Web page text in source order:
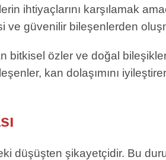
ihtiyaçlarını karşılamak
ve güvenilir bileşenlerden
özler ve doğal
kan dolaşımını
düşüşten şikayetçidir. Bu